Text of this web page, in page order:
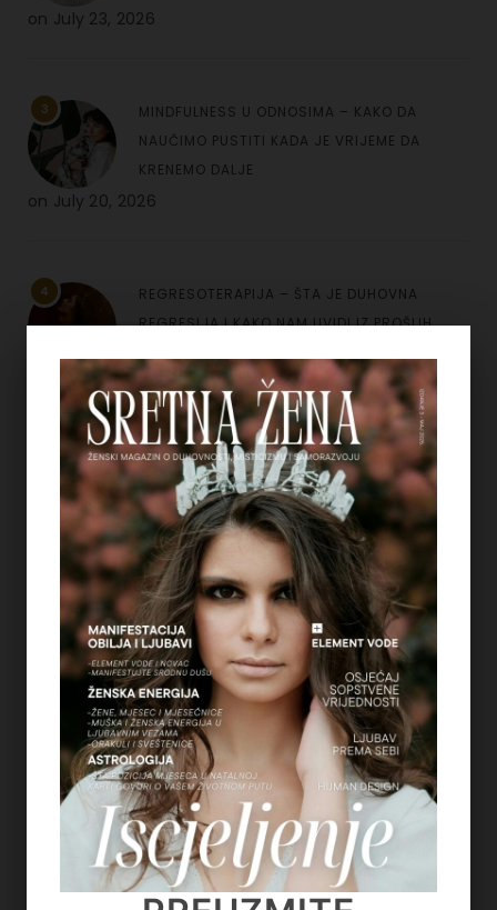
on July 23, 2026
3
MINDFULNESS U ODNOSIMA – KAKO DA
NAUČIMO PUSTITI KADA JE VRIJEME DA
KRENEMO DALJE
on July 20, 2026
4
REGRESOTERAPIJA – ŠTA JE DUHOVNA
REGRESIJA I KAKO NAM UVIDI IZ PROŠLIH
July 7, 2026
REGULACIJA ŽIVČANOG SUSTAVA – ZAŠTO
OSJEĆAMO STRAH KADA NAM SE OSTVARUJU
SNOVI
July 6, 2026
TAROT PORUKE ZA SVE ZNAKOVE ZODIJAKA –
LJETO 2026.
on June 25, 2026
KAKO OTPUSTITI POTREBU ZA KONTROLOM I
NAUČITI VJEROVATI SVOM UNUTARNJEM
GLASU
June 22, 2026